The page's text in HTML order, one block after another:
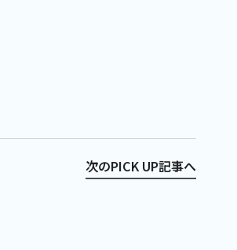
次のPICK UP記事へ